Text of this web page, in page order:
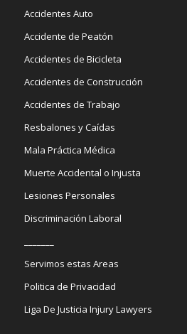
Accidentes Auto
Accidente de Peatón
Accidentes de Bicicleta
Accidentes de Construcción
Accidentes de Trabajo
Resbalones y Caídas
Mala Práctica Médica
Muerte Accidental o Injusta
Lesiones Personales
Discriminación Laboral
Servimos estas Areas
Politica de Privacidad
Liga De Justicia Injury Lawyers